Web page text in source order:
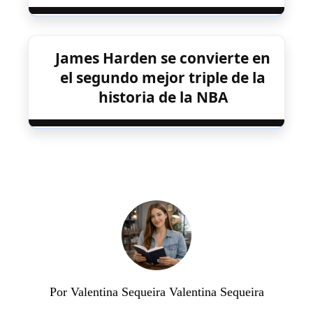
James Harden se convierte en
el segundo mejor triple de la
historia de la NBA
Por Valentina Sequeira Valentina Sequeira